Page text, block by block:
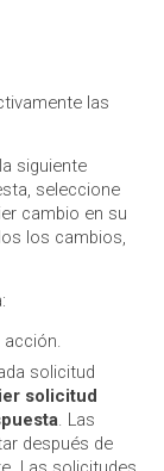
las
siguiente
seleccione
cambio en su
los cambios,
acción.
solicitud
solicitud
. Las
después de